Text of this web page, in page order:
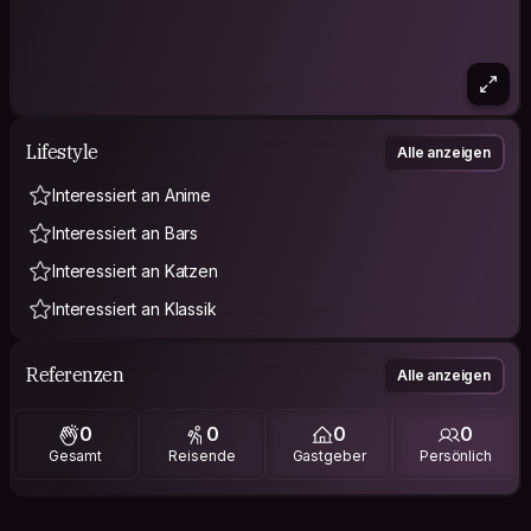
Lifestyle Alle anzeigen
Interessiert an Anime
Interessiert an Bars
Interessiert an Katzen
Interessiert an Klassik
Referenzen Alle anzeigen
0
Gesamt
0
Reisende
0
Gastgeber
0
Persönlich